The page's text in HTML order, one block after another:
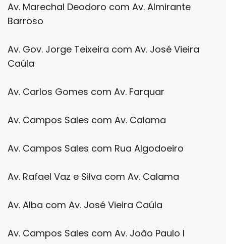
Av. Marechal Deodoro com Av. Almirante
Barroso
Av. Gov. Jorge Teixeira com Av. José Vieira
Caúla
Av. Carlos Gomes com Av. Farquar
Av. Campos Sales com Av. Calama
Av. Campos Sales com Rua Algodoeiro
Av. Rafael Vaz e Silva com Av. Calama
Av. Alba com Av. José Vieira Caúla
Av. Campos Sales com Av. João Paulo I